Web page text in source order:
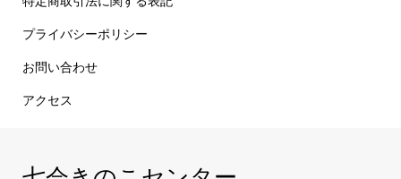
プライバシーポリシー
お問い合わせ
アクセス